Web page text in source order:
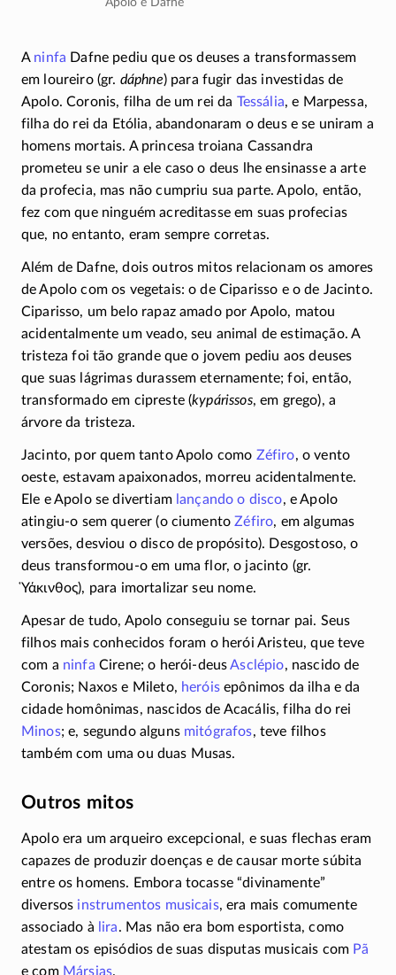
Apolo e Dafne
A ninfa Dafne pediu que os deuses a transformassem
em loureiro (gr. dáphne) para fugir das investidas de
Apolo. Coronis, filha de um rei da Tessália, e Marpessa,
filha do rei da Etólia, abandonaram o deus e se uniram a
homens mortais. A princesa troiana Cassandra
prometeu se unir a ele caso o deus lhe ensinasse a arte
da profecia, mas não cumpriu sua parte. Apolo, então,
fez com que ninguém acreditasse em suas profecias
que, no entanto, eram sempre corretas.
Além de Dafne, dois outros mitos relacionam os amores
de Apolo com os vegetais: o de Ciparisso e o de Jacinto.
Ciparisso, um belo rapaz amado por Apolo, matou
acidentalmente um veado, seu animal de estimação. A
tristeza foi tão grande que o jovem pediu aos deuses
que suas lágrimas durassem eternamente; foi, então,
transformado em cipreste (kypárissos, em grego), a
árvore da tristeza.
Jacinto, por quem tanto Apolo como Zéfiro, o vento
oeste, estavam apaixonados, morreu acidentalmente.
Ele e Apolo se divertiam lançando o disco, e Apolo
atingiu-o sem querer (o ciumentoZéfiro, em algumas
versões, desviou o disco de propósito). Desgostoso, o
deus transformou-oem uma flor, o jacinto (gr.
Ὑάκινθος), para imortalizar seu nome.
Apesar de tudo, Apolo conseguiu se tornar pai. Seus
filhos mais conhecidos foram o herói Aristeu, que teve
com a ninfa Cirene; o herói-deus Asclépio, nascido de
Coronis; Naxos e Mileto, heróisepônimos da ilha e da
cidade homônimas, nascidos de Acacális, filha do rei
Minos; e, segundo alguns mitógrafos, teve filhos
também com uma ou duas Musas.
Outros mitos
Apolo era um arqueiro excepcional, e suas flechas eram
capazes de produzir doenças e de causar morte súbita
entre os homens. Embora tocasse “divinamente”
diversos instrumentos musicais, era mais comumente
associado à
lira. Mas não era bom esportista, como
atestam os episódios de suas disputas musicais com Pã
e com Mársias.